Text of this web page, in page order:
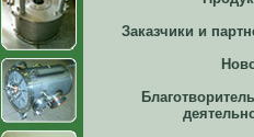
Заказчики и